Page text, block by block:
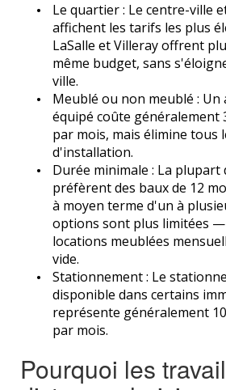
Le quartier : Le centre-ville
affichent les tarifs les plus
LaSalle et Villeray offrent
même budget, sans
ville.
Meublé ou non meublé :
équipé coûte généralement
par mois, mais élimine tous
d'installation.
Durée minimale : La
préfèrent des baux de 12
à moyen terme d'un à
options sont plus limitées —
locations meublées
vide.
Stationnement : Le
disponible dans certains
représente généralement
par mois.
Pourquoi les